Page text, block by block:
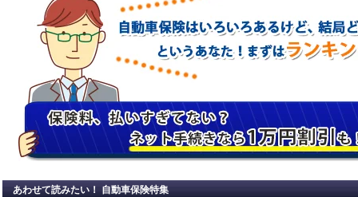
あわせて読みたい！ 自動車保険特集